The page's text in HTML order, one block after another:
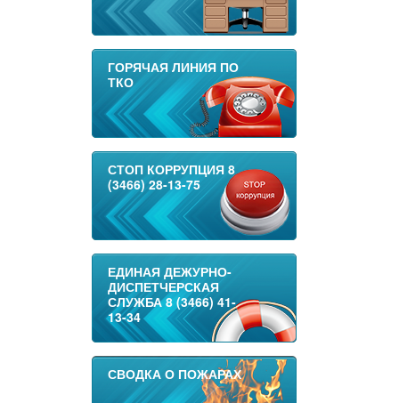
ГОРЯЧАЯ ЛИНИЯ ПО
ТКО
СТОП КОРРУПЦИЯ 8
(3466) 28-13-75
ЕДИНАЯ ДЕЖУРНО-
ДИСПЕТЧЕРСКАЯ
СЛУЖБА 8 (3466) 41-
13-34
СВОДКА О ПОЖАРАХ